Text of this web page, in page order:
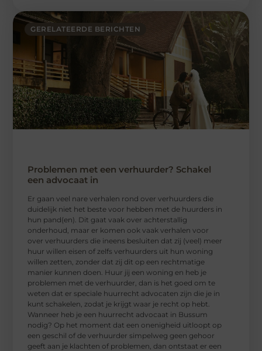
GERELATEERDE BERICHTEN
Problemen met een verhuurder? Schakel
een advocaat in
Er gaan veel nare verhalen rond over verhuurders die
duidelijk niet het beste voor hebben met de huurders in
hun pand(en). Dit gaat vaak over achterstallig
onderhoud, maar er komen ook vaak verhalen voor
over verhuurders die ineens besluiten dat zij (veel) meer
huur willen eisen of zelfs verhuurders uit hun woning
willen zetten, zonder dat zij dit op een rechtmatige
manier kunnen doen. Huur jij een woning en heb je
problemen met de verhuurder, dan is het goed om te
weten dat er speciale huurrecht advocaten zijn die je in
kunt schakelen, zodat je krijgt waar je recht op hebt.
Wanneer heb je een huurrecht advocaat in Bussum
nodig? Op het moment dat een onenigheid uitloopt op
een geschil of de verhuurder simpelweg geen gehoor
geeft aan je klachten of problemen, dan ontstaat er een